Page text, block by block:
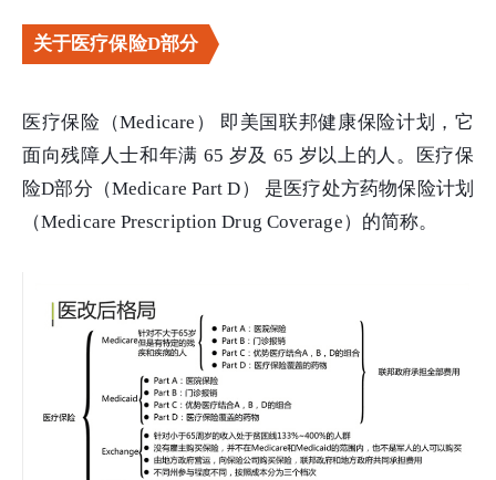
关于医疗保险D部分
医疗保险（Medicare） 即美国联邦健康保险计划，它
面向残障人士和年满 65 岁及 65 岁以上的人。医疗保
险D部分（Medicare Part D） 是医疗处方药物保险计划
（Medicare Prescription Drug Coverage）的简称。